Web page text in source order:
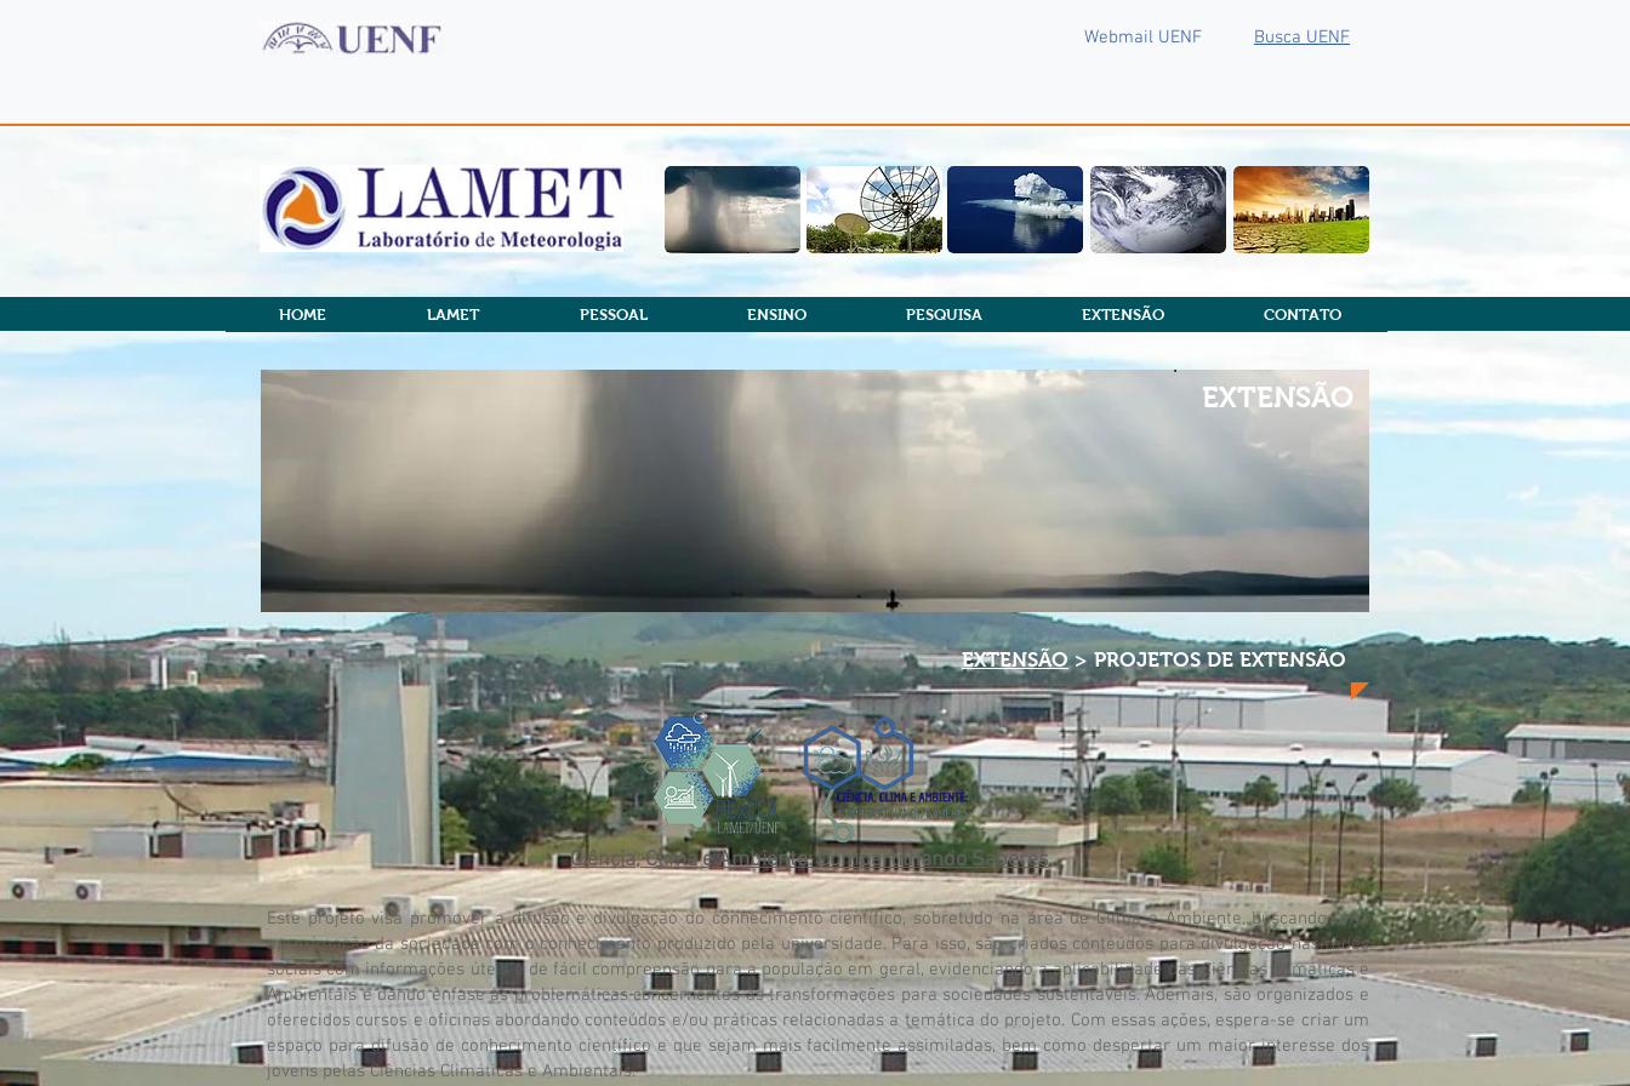
Webmail UENF Busca UENF
HOME LAMET PESSOAL ENSINO PESQUISA EXTENSÃO CONTATO
EXTENSÃO
EXTENSÃO> PROJETOS DE EXTENSÃO
Ciência, Clima e Ambiente: Compartilhando Saberes
Este projeto visa promover a difusão e divulgação do conhecimento científico, sobretudo na área de Clima e Ambiente, buscando uma
aproximação da sociedade com o conhecimento produzido pela universidade. Para isso, são criados conteúdos para divulgação nas redes
sociais com informações úteis e de fácil compreensão para a população em geral, evidenciando a aplicabilidade das Ciências Climáticas e
Ambientais e dando ênfase às problemáticas concernentes às transformações para sociedades sustentáveis. Ademais, são organizados e
oferecidos cursos e oficinas abordando conteúdos e/ou práticas relacionadas a temática do projeto. Com essas ações, espera-se criar um
espaço para difusão de conhecimento científico e que sejam mais facilmente assimiladas, bem como despertar um maior interesse dos
jovens pelas Ciências Climáticas e Ambientais.